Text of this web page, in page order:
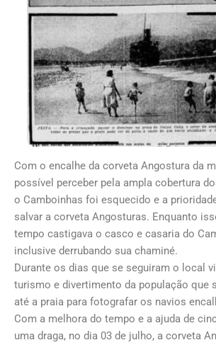
Com o encalhe da corveta Angostura da
possível perceber pela ampla cobertura
o Camboinhas foi esquecido e a
salvar a corveta Angosturas. Enquanto
tempo castigava o casco e casaria do
inclusive derrubando sua chaminé.
Durante os dias que se seguiram o local
turismo e divertimento da população que
até a praia para fotografar os navios
Com a melhora do tempo e a ajuda de
uma draga, no dia 03 de julho, a corveta